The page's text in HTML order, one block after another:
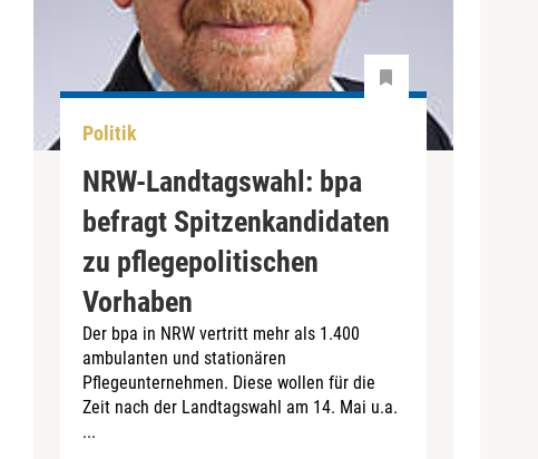
Politik
NRW-Landtagswahl: bpa
befragt Spitzenkandidaten
zu pflegepolitischen
Vorhaben
Der bpa in NRW vertritt mehr als 1.400
ambulanten und stationären
Pflegeunternehmen. Diese wollen für die
Zeit nach der Landtagswahl am 14. Mai u.a.
...